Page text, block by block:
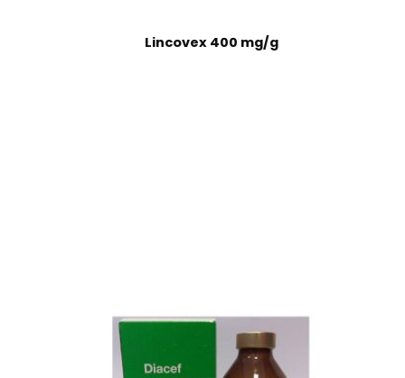
Lincovex 400 mg/g